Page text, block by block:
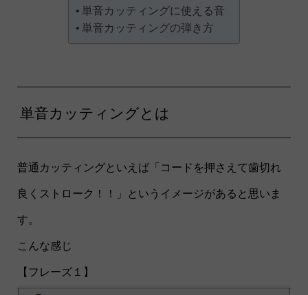
単音カッティングに使える音
単音カッティングの弾き方
単音カッティングとは
普通カッティングといえば「コードを押さえて歯切れ
良くストローク！！」というイメージがあると思いま
す。
こんな感じ
【フレーズ１】